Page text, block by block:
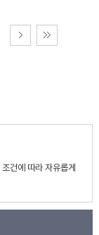
조건에 따라 자유롭게